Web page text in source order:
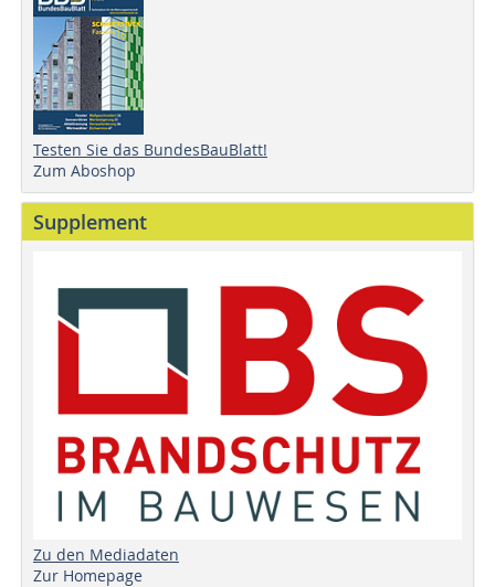
Testen Sie das BundesBauBlatt!
Zum Aboshop
Supplement
Zu den Mediadaten
Zur Homepage